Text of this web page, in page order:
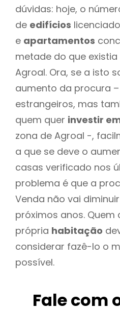
dúvidas: hoje, o
de edifícios
e apartamentos
metade do que existia
Agroal. Ora, se a isto
aumento da procura
estrangeiros, mas
quem quer investir
zona de Agroal -,
a que se deve o
casas verificado nos
problema é que a
Venda não vai
próximos anos. Quem
própria habitação
considerar fazê-lo o
possível.
Fale com